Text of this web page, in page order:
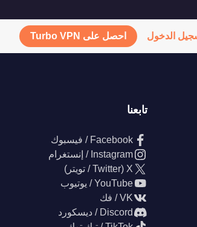
الدخول احصل على Turbo VPN
تابعنا
Facebook / فيسبوك
Instagram / إنستغرام
X (Twitter / تويتر)
YouTube / يوتيوب
VK / فك
Discord / ديسكورد